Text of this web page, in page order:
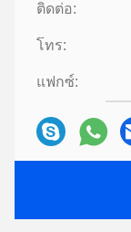
ติดต่อ:
โทร:
แฟกซ์: